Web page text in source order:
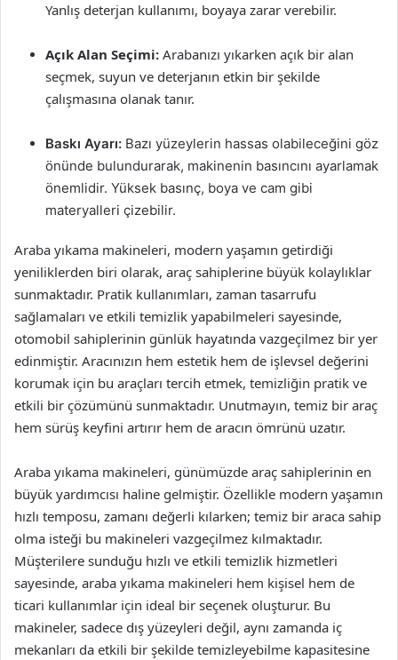
Yanlış deterjan kullanımı, boyaya zarar verebilir.
Açık Alan Seçimi: Arabanızı yıkarken açık bir alan
seçmek, suyun ve deterjanın etkin bir şekilde
çalışmasına olanak tanır.
Baskı Ayarı: Bazı yüzeylerin hassas olabileceğini göz
önünde bulundurarak, makinenin basıncını ayarlamak
önemlidir. Yüksek basınç, boya ve cam gibi
materyalleri çizebilir.
Araba yıkama makineleri, modern yaşamın getirdiği
yeniliklerden biri olarak, araç sahiplerine büyük kolaylıklar
sunmaktadır. Pratik kullanımları, zaman tasarrufu
sağlamaları ve etkili temizlik yapabilmeleri sayesinde,
otomobil sahiplerinin günlük hayatında vazgeçilmez bir yer
edinmiştir. Aracınızın hem estetik hem de işlevsel değerini
korumak için bu araçları tercih etmek, temizliğin pratik ve
etkili bir çözümünü sunmaktadır. Unutmayın, temiz bir araç
hem sürüş keyfini artırır hem de aracın ömrünü uzatır.
Araba yıkama makineleri, günümüzde araç sahiplerinin en
büyük yardımcısı haline gelmiştir. Özellikle modern yaşamın
hızlı temposu, zamanı değerli kılarken; temiz bir araca sahip
olma isteği bu makineleri vazgeçilmez kılmaktadır.
Müşterilere sunduğu hızlı ve etkili temizlik hizmetleri
sayesinde, araba yıkama makineleri hem kişisel hem de
ticari kullanımlar için ideal bir seçenek oluşturur. Bu
makineler, sadece dış yüzeyleri değil, aynı zamanda iç
mekanları da etkili bir şekilde temizleyebilme kapasitesine